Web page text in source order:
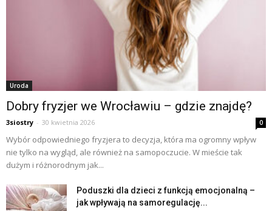
Uroda
Dobry fryzjer we Wrocławiu – gdzie znajdę?
3siostry - 30 kwietnia 2026 0
Wybór odpowiedniego fryzjera to decyzja, która ma ogromny wpływ
nie tylko na wygląd, ale również na samopoczucie. W mieście tak
dużym i różnorodnym jak...
Poduszki dla dzieci z funkcją emocjonalną –
jak wpływają na samoregulację...